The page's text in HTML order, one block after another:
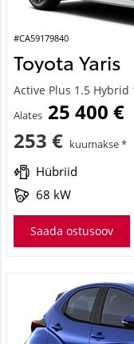
#CA59179840
Toyota Yaris
Active Plus 1.5 Hybrid
Alates 25 400 €
253 € kuumakse *
Hübriid
68 kW
Saada ostusoov